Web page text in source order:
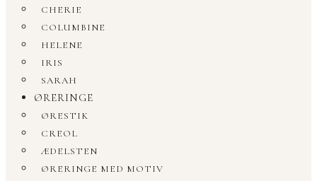
CHERIE
COLUMBINE
HELENE
IRIS
SARAH
ØRERINGE
ØRESTIK
CREOL
ÆDELSTEN
ØRERINGE MED MOTIV